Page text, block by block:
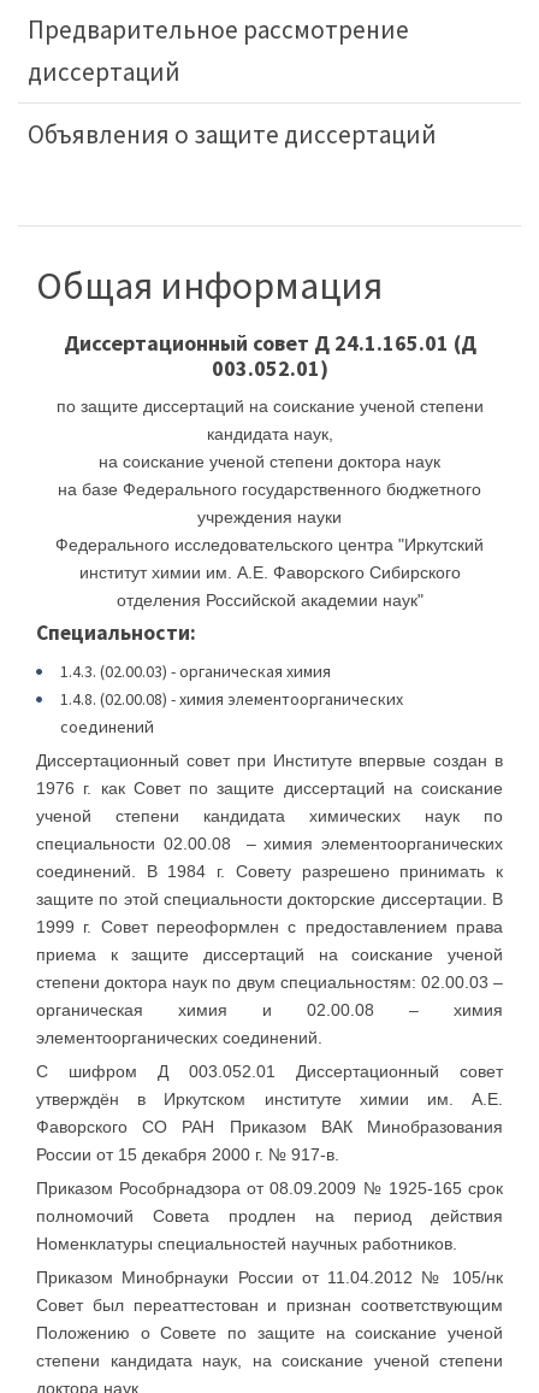
Предварительное рассмотрение
диссертаций
Объявления о защите диссертаций
Общая информация
Диссертационный совет Д 24.1.165.01 (Д
003.052.01)
по защите диссертаций на соискание ученой степени
кандидата наук,
на соискание ученой степени доктора наук
на базе Федерального государственного бюджетного
учреждения науки
Федерального исследовательского центра "Иркутский
институт химии им. А.Е. Фаворского Сибирского
отделения Российской академии наук"
Специальности:
1.4.3. (02.00.03) - органическая химия
1.4.8. (02.00.08) - химия элементоорганических
соединений
Диссертационный совет при Институте впервые создан в
1976 г. как Совет по защите диссертаций на соискание
ученой степени кандидата химических наук по
специальности 02.00.08 – химия элементоорганических
соединений. В 1984 г. Совету разрешено принимать к
защите по этой специальности докторские диссертации. В
1999 г. Совет переоформлен с предоставлением права
приема к защите диссертаций на соискание ученой
степени доктора наук по двум специальностям: 02.00.03 –
органическая химия и 02.00.08 – химия
элементоорганических соединений.
С шифром Д 003.052.01 Диссертационный совет
утверждён в Иркутском институте химии им. А.Е.
Фаворского СО РАН Приказом ВАК Минобразования
России от 15 декабря 2000 г. № 917-в.
Приказом Рособрнадзора от 08.09.2009 № 1925-165 срок
полномочий Совета продлен на период действия
Номенклатуры специальностей научных работников.
Приказом Минобрнауки России от 11.04.2012 № 105/нк
Совет был переаттестован и признан соответствующим
Положению о Совете по защите на соискание ученой
степени кандидата наук, на соискание ученой степени
доктора наук.